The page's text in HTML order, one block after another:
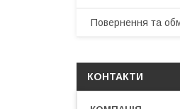
Повернення та
КОНТАКТИ